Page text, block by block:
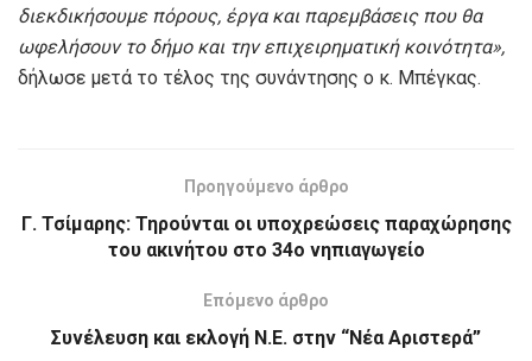
διεκδικήσουμε πόρους, έργα και παρεμβάσειςπου θα
ωφελήσουν το δήμο και την επιχειρηματική κοινότητα»,
δήλωσε μετά το τέλος της συνάντησης ο κ. Μπέγκας.
Προηγούμενο άρθρο
Γ. Τσίμαρης: Τηρούνται οι υποχρεώσεις παραχώρησης
του ακινήτου στο 34ο νηπιαγωγείο
Επόμενο άρθρο
Συνέλευση και εκλογή Ν.Ε. στην “Νέα Αριστερά”